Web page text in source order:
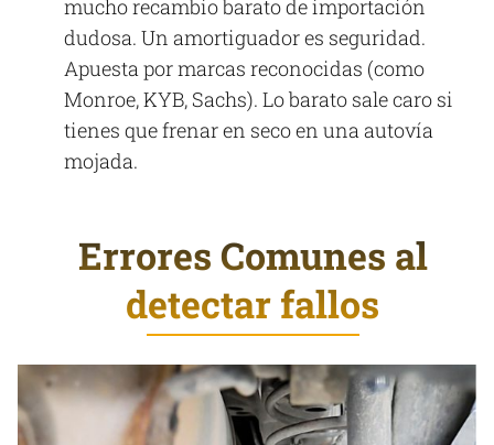
mucho recambio barato de importación
dudosa. Un amortiguador es seguridad.
Apuesta por marcas reconocidas (como
Monroe, KYB, Sachs). Lo barato sale caro si
tienes que frenar en seco en una autovía
mojada.
Errores Comunes al
detectar fallos